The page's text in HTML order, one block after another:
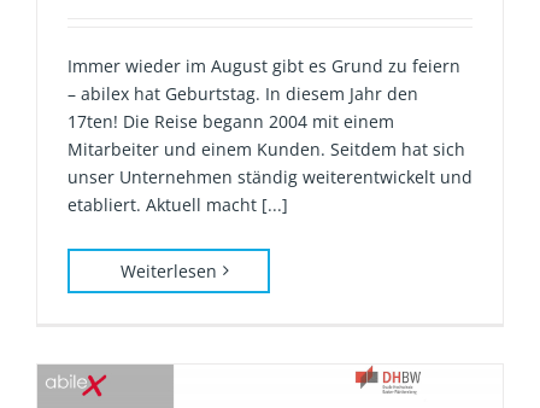
Immer wieder im August gibt es Grund zu feiern
– abilex hat Geburtstag. In diesem Jahr den
17ten! Die Reise begann 2004 mit einem
Mitarbeiter und einem Kunden. Seitdem hat sich
unser Unternehmen ständig weiterentwickelt und
etabliert. Aktuell macht [...]
Weiterlesen